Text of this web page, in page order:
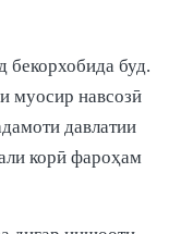
бекорхобида буд.
муосир навсозӣ
давлатии
корӣ фароҳам